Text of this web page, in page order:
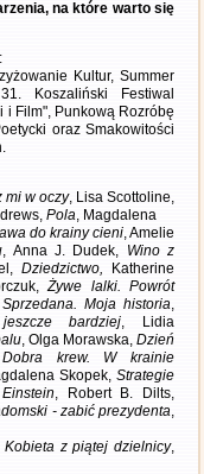
na które warto się
Kultur, Summer
Koszaliński Festiwal
i Film", Punkową Rozróbę
oraz Smakowitości
mi w oczy, Lisa Scottoline,
Pola, Magdalena
do krainy cieni, Amelie
, Anna J. Dudek, Wino z
Dziedzictwo, Katherine
Żywe lalki. Powrót
Sprzedana. Moja historia,
bardziej, Lidia
, Olga Morawska, Dzień
Dobra krew. W krainie
Skopek, Strategie
, Robert B. Dilts,
- zabić prezydenta,
Kobieta z piątej dzielnicy,